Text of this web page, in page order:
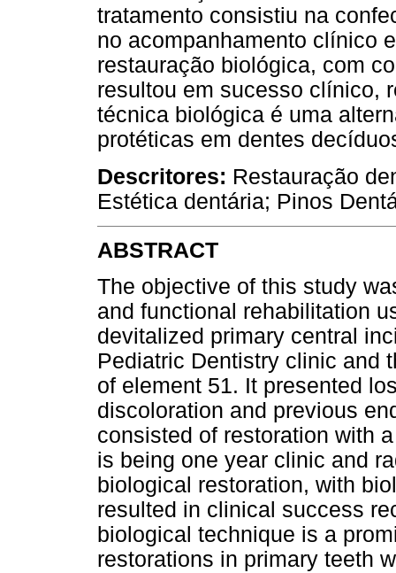
tratamento consistiu na
no acompanhamento clínico
restauração biológica, com
resultou em sucesso clínico,
técnica biológica é uma
protéticas em dentes
Descritores: Restauração
Estética dentária; Pinos
ABSTRACT
The objective of this study
and functional rehabilitation
devitalized primary central
Pediatric Dentistry clinic and
of element 51. It presented
discoloration and previous
consisted of restoration with
is being one year clinic and
biological restoration, with
resulted in clinical success
biological technique is a
restorations in primary teeth